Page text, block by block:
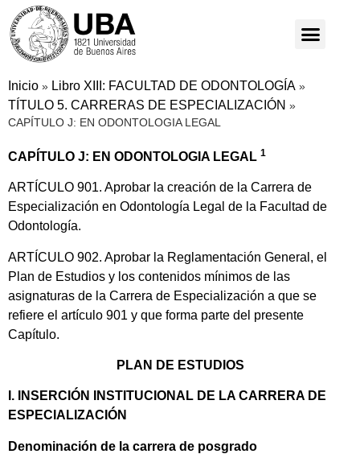
Inicio » Libro XIII: FACULTAD DE ODONTOLOGÍA »
TÍTULO 5. CARRERAS DE ESPECIALIZACIÓN »
CAPÍTULO J: EN ODONTOLOGIA LEGAL
CAPÍTULO J: EN ODONTOLOGIA LEGAL 1
ARTÍCULO 901. Aprobar la creación de la Carrera de
Especialización en Odontología Legal de la Facultad de
Odontología.
ARTÍCULO 902. Aprobar la Reglamentación General, el
Plan de Estudios y los contenidos mínimos de las
asignaturas de la Carrera de Especialización a que se
refiere el artículo 901 y que forma parte del presente
Capítulo.
PLAN DE ESTUDIOS
I. INSERCIÓN INSTITUCIONAL DE LA CARRERA DE
ESPECIALIZACIÓN
Denominación de la carrera de posgrado